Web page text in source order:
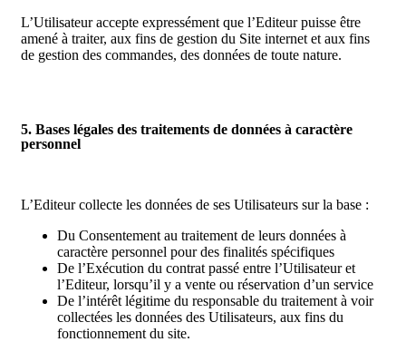
L’Utilisateur accepte expressément que l’Editeur puisse être
amené à traiter, aux fins de gestion du Site internet et aux fins
de gestion des commandes, des données de toute nature.
5. Bases légales des traitements de données à caractère
personnel
L’Editeur collecte les données de ses Utilisateurs sur la base :
Du Consentement au traitement de leurs données à
caractère personnel pour des finalités spécifiques
De l’Exécution du contrat passé entre l’Utilisateur et
l’Editeur, lorsqu’il y a vente ou réservation d’un service
De l’intérêt légitime du responsable du traitement à voir
collectées les données des Utilisateurs, aux fins du
fonctionnement du site.